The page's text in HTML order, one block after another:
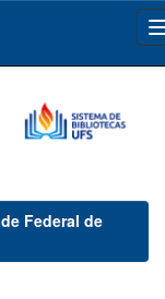
Federal de